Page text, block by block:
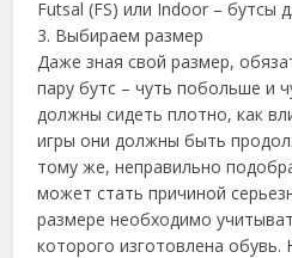
Futsal (FS) или Indoor – бутсы
3. Выбираем размер
Даже зная свой размер,
пару бутс – чуть побольше и
должны сидеть плотно, как
игры они должны быть
тому же, неправильно
может стать причиной
размере необходимо
которого изготовлена обувь.